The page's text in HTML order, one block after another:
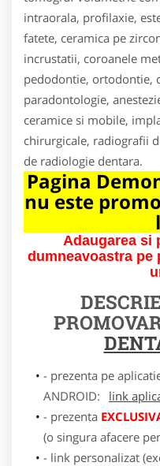
intraorala, profilaxie,
fatete, ceramica pe
incrustatii, coroanele
pedodontie, ortodontie,
paradontologie,
ceramice si mobile,
chirurgicale, radiografii
de radiologie dentara.
Pagina
nu este
Adaugarea si
dumneavoastra
- prezenta pe
ANDROID:
link
- prezenta
(o singura afacere
- link personalizat